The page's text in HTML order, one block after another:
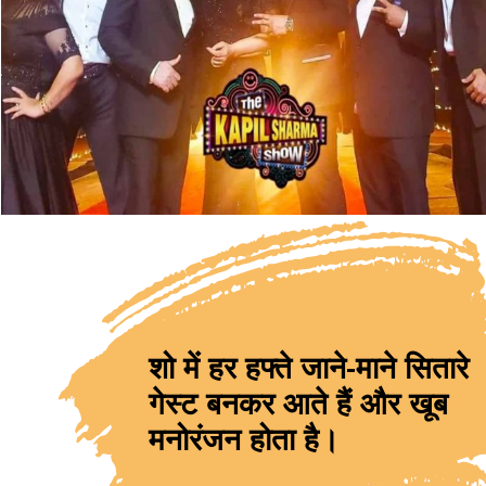
शो में हर हफ्ते जाने-माने सितारे
गेस्ट बनकर आते हैं और खूब
मनोरंजन होता है।